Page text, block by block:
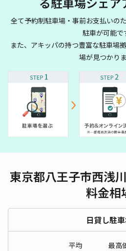
全て予約制駐車場・事前お支払いの
駐車が可能で
また、アキッパの持つ豊富な駐車場
場が見つかりま
東京都八王子市西浅
料金相
日貸し駐
平均 最高